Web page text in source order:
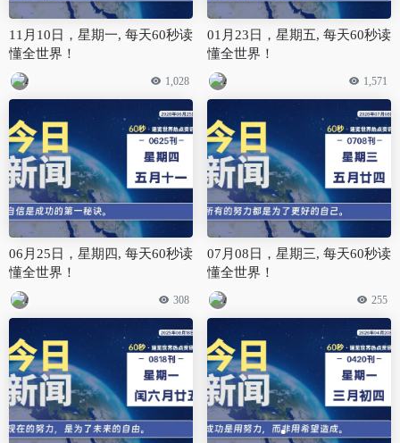
11月10日，星期一, 每天60秒读
懂全世界！
1,028
01月23日，星期五, 每天60秒读
懂全世界！
1,571
06月25日，星期四, 每天60秒读
懂全世界！
308
07月08日，星期三, 每天60秒读
懂全世界！
255